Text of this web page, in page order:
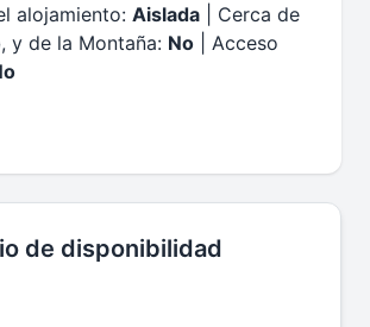
alojamiento: Aislada | Cerca de
, y de la Montaña: No | Acceso
de disponibilidad